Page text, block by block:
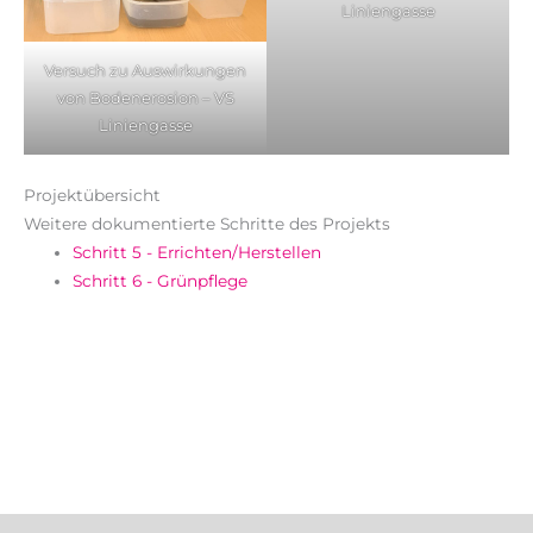
Versuch zu Auswirkungen
von Bodenerosion – VS
Liniengasse
Liniengasse
Projektübersicht
Weitere dokumentierte Schritte des Projekts
Schritt 5 - Errichten/Herstellen
Schritt 6 - Grünpflege